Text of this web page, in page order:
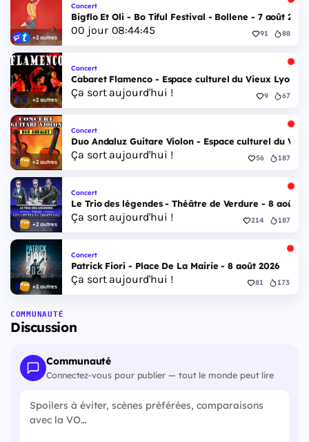
+2 autres
Concert
Bigflo Et Oli - Bo Tiful Festival - Bollene - 7 août 2026
00 jour 08:44:44 91 88
+2 autres
Concert
Cabaret Flamenco - Espace culturel du Vieux Lyon -
Ça sort aujourd'hui ! 9 67
+2 autres
Concert
Duo Andaluz Guitare Violon - Espace culturel du
Ça sort aujourd'hui ! 56 187
+2 autres
Concert
Le Trio des légendes - Théâtre de Verdure - 8 août
Ça sort aujourd'hui ! 214 187
+2 autres
Concert
Patrick Fiori - Place De La Mairie - 8 août 2026
Ça sort aujourd'hui ! 81 173
COMMUNAUTÉ
Discussion
Communauté
Connectez-vous pour publier — tout le monde peut lire